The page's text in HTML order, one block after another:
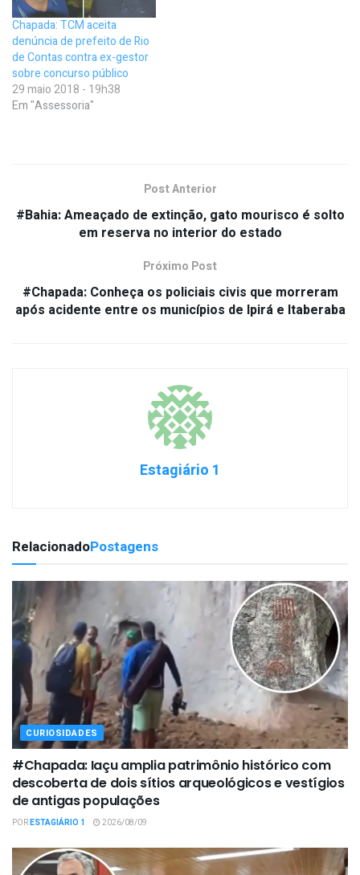
Chapada: TCM aceita
denúncia de prefeito de Rio
de Contas contra ex-gestor
sobre concurso público
29 maio 2018 - 19h38
Em "Assessoria"
Post Anterior
#Bahia: Ameaçado de extinção, gato mourisco é solto
em reserva no interior do estado
Próximo Post
#Chapada: Conheça os policiais civis que morreram
após acidente entre os municípios de Ipirá e Itaberaba
Estagiário 1
RelacionadoPostagens
CURIOSIDADES
#Chapada: Iaçu amplia patrimônio histórico com
descoberta de dois sítios arqueológicos e vestígios
de antigas populações
PORESTAGIÁRIO 1 2026/08/09